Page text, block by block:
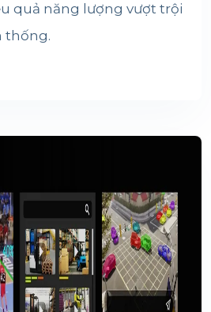
quả năng lượng vượt trội
thống.